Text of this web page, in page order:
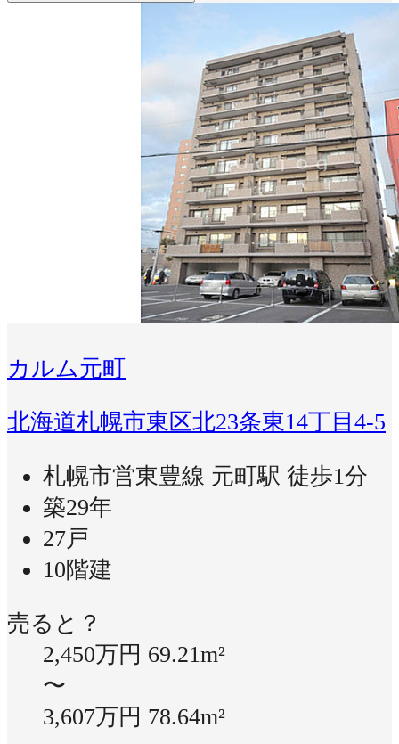
カルム元町
北海道札幌市東区北23条東14丁目4-5
札幌市営東豊線 元町駅 徒歩1分
築29年
27戸
10階建
売ると？
2,450万円 69.21m²
〜
3,607万円 78.64m²